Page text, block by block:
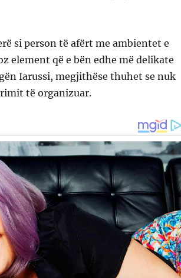
si person të afërt me ambientet e
element që e bën edhe më delikate
Iarussi, megjithëse thuhet se nuk
të organizuar.